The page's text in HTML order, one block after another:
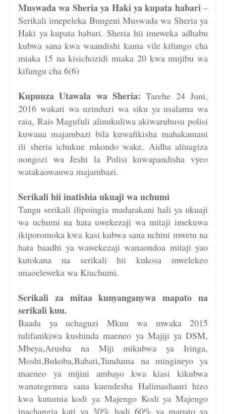
Muswada wa Sheria ya Haki ya kupata habari –
Serikali imepeleka Bungeni Muswada wa Sheria ya
Haki ya kupata habari. Sheria hii imeweka adhabu
kubwa sana kwa waandishi kama vile kifungo cha
miaka 15 na kisichozidi miaka 20 kwa mujibu wa
kifungu cha 6(6)
Kupuuza Utawala wa Sheria:Tarehe 24 Juni,
2016 wakati wa uzinduzi wa siku ya usalama wa
raia, Rais Magufuli alinukuliwa akiwaruhusu polisi
kuwaua majambazi bila kuwafikisha mahakamani
ili sheria ichukue mkondo wake. Aidha aliuagiza
uongozi wa Jeshi la Polisi kuwapandisha vyeo
watakaowauwa majambazi.
Serikali hii inatishia ukuaji wa uchumi
Tangu serikali ilipoingia madarakani hali ya ukuaji
wa uchumi na hata uwekezaji wa mitaji imekuwa
ikiporomoka kwa kasi kubwa sana nchini mwetu na
hata baadhi ya wawekezaji wanaondoa mitaji yao
kutokana na serikali hii kukosa mwelekeo
unaoeleweka wa Kiuchumi.
Serikali za mitaa kunyanganywa mapato na
serikali kuu.
Baada ya uchaguzi Mkuu wa mwaka 2015
tulifanikiwa kushinda maeneo ya Majiji ya DSM,
Mbeya,Arusha na Miji mikubwa ya Iringa,
Moshi,Bukoba,Babati,Tunduma na mingineyo ya
maeneo ya mijini ambayo kwa kiasi kikubwa
wanategemea sana kuendesha Halimashauri hizo
kwa kutumia kodi ya Majengo Kodi ya Majengo
inachangia kati ya 30% hadi 60% ya mapato ya